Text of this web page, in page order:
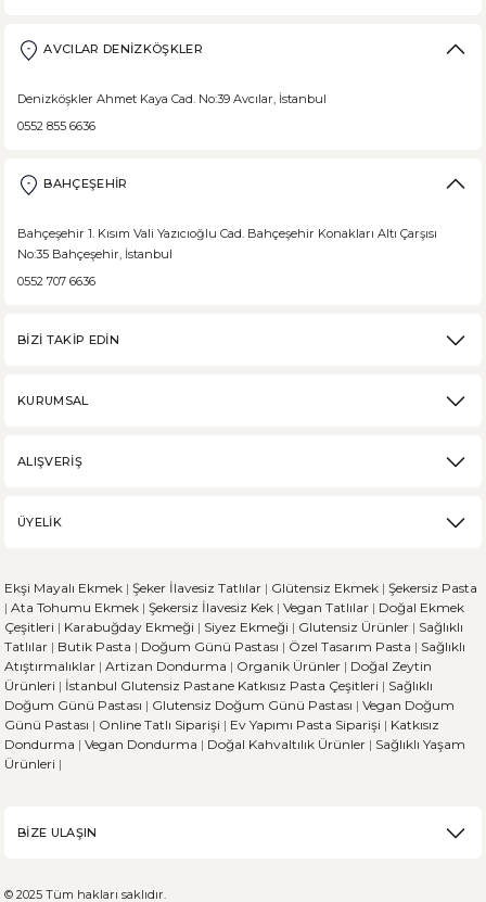
AVCILAR DENİZKÖŞKLER
Denizköşkler Ahmet Kaya Cad. No:39 Avcılar, İstanbul
0552 855 6636
BAHÇEŞEHİR
Bahçeşehir 1. Kısım Vali Yazıcıoğlu Cad. Bahçeşehir Konakları Altı Çarşısı
No:35 Bahçeşehir, İstanbul
0552 707 6636
BİZİ TAKİP EDİN
KURUMSAL
ALIŞVERİŞ
ÜYELİK
Ekşi Mayalı Ekmek | Şeker İlavesiz Tatlılar | Glütensiz Ekmek | Şekersiz Pasta
| Ata Tohumu Ekmek | Şekersiz İlavesiz Kek | Vegan Tatlılar | Doğal Ekmek
Çeşitleri | Karabuğday Ekmeği | Siyez Ekmeği | Glutensiz Ürünler | Sağlıklı
Tatlılar | Butik Pasta | Doğum Günü Pastası | Özel Tasarım Pasta | Sağlıklı
Atıştırmalıklar | Artizan Dondurma | Organik Ürünler | Doğal Zeytin
Ürünleri | İstanbul Glutensiz Pastane Katkısız Pasta Çeşitleri | Sağlıklı
Doğum Günü Pastası | Glutensiz Doğum Günü Pastası | Vegan Doğum
Günü Pastası | Online Tatlı Siparişi | Ev Yapımı Pasta Siparişi | Katkısız
Dondurma | Vegan Dondurma | Doğal Kahvaltılık Ürünler | Sağlıklı Yaşam
Ürünleri |
BİZE ULAŞIN
© 2025 Tüm hakları saklıdır.